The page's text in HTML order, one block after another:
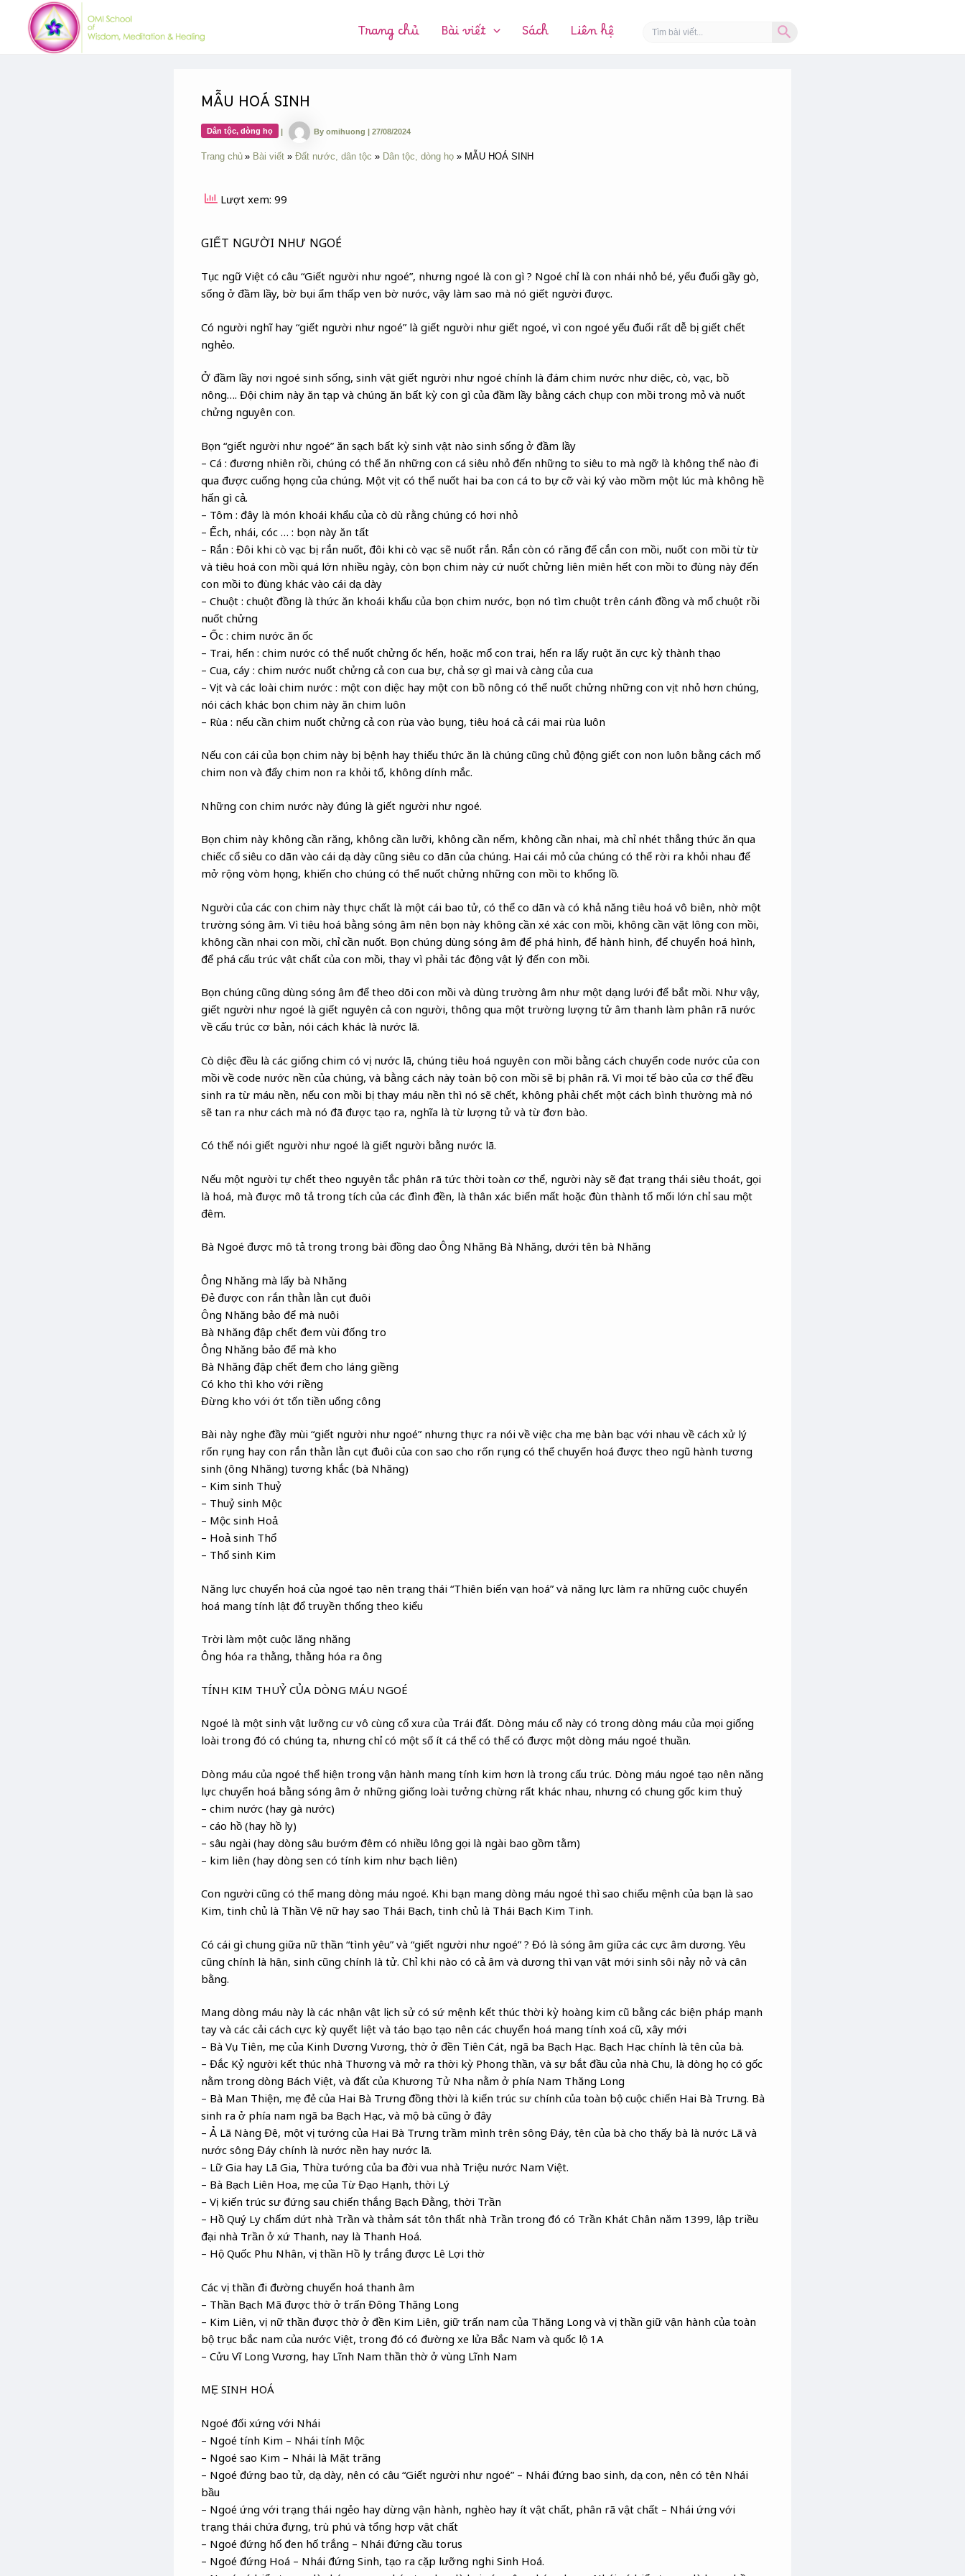
content
Trang chủ Bài viết Sách Liên hệ Search
for:
MẪU HOÁ SINH
Dân tộc, dòng họ | By omihuong | 27/08/2024
Trang chủ Bài viết Đất nước, dân tộc Dân tộc, dòng họ MẪU HOÁ SINH
Lượt xem: 99
GIẾT NGƯỜI NHƯ NGOÉ
Tục ngữ Việt có câu “Giết người như ngoé”, nhưng ngoé là con gì ? Ngoé chỉ là con nhái nhỏ bé, yếu đuối gầy gò,
sống ở đầm lầy, bờ bụi ẩm thấp ven bờ nước, vậy làm sao mà nó giết người được.
Có người nghĩ hay “giết người như ngoé” là giết người như giết ngoé, vì con ngoé yếu đuối rất dễ bị giết chết
nghẻo.
Ở đầm lầy nơi ngoé sinh sống, sinh vật giết người như ngoé chính là đám chim nước như diệc, cò, vạc, bồ
nông…. Đội chim này ăn tạp và chúng ăn bất kỳ con gì của đầm lầy bằng cách chụp con mồi trong mỏ và nuốt
chửng nguyên con.
Bọn “giết người như ngoé” ăn sạch bất kỳ sinh vật nào sinh sống ở đầm lầy
– Cá : đương nhiên rồi, chúng có thể ăn những con cá siêu nhỏ đến những to siêu to mà ngỡ là không thể nào đi
qua được cuống họng của chúng. Một vịt có thể nuốt hai ba con cá to bự cỡ vài ký vào mồm một lúc mà không hề
hấn gì cả.
– Tôm : đây là món khoái khẩu của cò dù rằng chúng có hơi nhỏ
– Ếch, nhái, cóc … : bọn này ăn tất
– Rắn : Đôi khi cò vạc bị rắn nuốt, đôi khi cò vạc sẽ nuốt rắn. Rắn còn có răng để cắn con mồi, nuốt con mồi từ từ
và tiêu hoá con mồi quá lớn nhiều ngày, còn bọn chim này cứ nuốt chửng liên miên hết con mồi to đùng này đến
con mồi to đùng khác vào cái dạ dày
– Chuột : chuột đồng là thức ăn khoái khẩu của bọn chim nước, bọn nó tìm chuột trên cánh đồng và mổ chuột rồi
nuốt chửng
– Ốc : chim nước ăn ốc
– Trai, hến : chim nước có thể nuốt chửng ốc hến, hoặc mổ con trai, hến ra lấy ruột ăn cực kỳ thành thạo
– Cua, cáy : chim nước nuốt chửng cả con cua bự, chả sợ gì mai và càng của cua
– Vịt và các loài chim nước : một con diệc hay một con bồ nông có thể nuốt chửng những con vịt nhỏ hơn chúng,
nói cách khác bọn chim này ăn chim luôn
– Rùa : nếu cần chim nuốt chửng cả con rùa vào bụng, tiêu hoá cả cái mai rùa luôn
Nếu con cái của bọn chim này bị bệnh hay thiếu thức ăn là chúng cũng chủ động giết con non luôn bằng cách mổ
chim non và đẩy chim non ra khỏi tổ, không dính mắc.
Những con chim nước này đúng là giết người như ngoé.
Bọn chim này không cần răng, không cần lưỡi, không cần nếm, không cần nhai, mà chỉ nhét thẳng thức ăn qua
chiếc cổ siêu co dãn vào cái dạ dày cũng siêu co dãn của chúng. Hai cái mỏ của chúng có thể rời ra khỏi nhau để
mở rộng vòm họng, khiến cho chúng có thể nuốt chửng những con mồi to khổng lồ.
Người của các con chim này thực chất là một cái bao tử, có thể co dãn và có khả năng tiêu hoá vô biên, nhờ một
trường sóng âm. Vì tiêu hoá bằng sóng âm nên bọn này không cần xé xác con mồi, không cần vặt lông con mồi,
không cần nhai con mồi, chỉ cần nuốt. Bọn chúng dùng sóng âm để phá hình, để hành hình, để chuyển hoá hình,
để phá cấu trúc vật chất của con mồi, thay vì phải tác động vật lý đến con mồi.
Bọn chúng cũng dùng sóng âm để theo dõi con mồi và dùng trường âm như một dạng lưới để bắt mồi. Như vậy,
giết người như ngoé là giết nguyên cả con người, thông qua một trường lượng tử âm thanh làm phân rã nước
về cấu trúc cơ bản, nói cách khác là nước lã.
Cò diệc đều là các giống chim có vị nước lã, chúng tiêu hoá nguyên con mồi bằng cách chuyển code nước của con
mồi về code nước nền của chúng, và bằng cách này toàn bộ con mồi sẽ bị phân rã. Vì mọi tế bào của cơ thể đều
sinh ra từ máu nền, nếu con mồi bị thay máu nền thì nó sẽ chết, không phải chết một cách bình thường mà nó
sẽ tan ra như cách mà nó đã được tạo ra, nghĩa là từ lượng tử và từ đơn bào.
Có thể nói giết người như ngoé là giết người bằng nước lã.
Nếu một người tự chết theo nguyên tắc phân rã tức thời toàn cơ thể, người này sẽ đạt trạng thái siêu thoát, gọi
là hoá, mà được mô tả trong tích của các đình đền, là thân xác biến mất hoặc đùn thành tổ mối lớn chỉ sau một
đêm.
Bà Ngoé được mô tả trong trong bài đồng dao Ông Nhăng Bà Nhăng, dưới tên bà Nhăng
Ông Nhăng mà lấy bà Nhăng
Đẻ được con rắn thằn lằn cụt đuôi
Ông Nhăng bảo để mà nuôi
Bà Nhăng đập chết đem vùi đống tro
Ông Nhăng bảo để mà kho
Bà Nhăng đập chết đem cho láng giềng
Có kho thì kho với riềng
Đừng kho với ớt tốn tiền uổng công
Bài này nghe đầy mùi “giết người như ngoé” nhưng thực ra nói về việc cha mẹ bàn bạc với nhau về cách xử lý
rốn rụng hay con rắn thằn lằn cụt đuôi của con sao cho rốn rụng có thể chuyển hoá được theo ngũ hành tương
sinh (ông Nhăng) tương khắc (bà Nhăng)
– Kim sinh Thuỷ
– Thuỷ sinh Mộc
– Mộc sinh Hoả
– Hoả sinh Thổ
– Thổ sinh Kim
Năng lực chuyển hoá của ngoé tạo nên trạng thái “Thiên biến vạn hoá” và năng lực làm ra những cuộc chuyển
hoá mang tính lật đổ truyền thống theo kiểu
Trời làm một cuộc lăng nhăng
Ông hóa ra thằng, thằng hóa ra ông
TÍNH KIM THUỶ CỦA DÒNG MÁU NGOÉ
Ngoé là một sinh vật lưỡng cư vô cùng cổ xưa của Trái đất. Dòng máu cổ này có trong dòng máu của mọi giống
loài trong đó có chúng ta, nhưng chỉ có một số ít cá thể có thể có được một dòng máu ngoé thuần.
Dòng máu của ngoé thể hiện trong vận hành mang tính kim hơn là trong cấu trúc. Dòng máu ngoé tạo nên năng
lực chuyển hoá bằng sóng âm ở những giống loài tưởng chừng rất khác nhau, nhưng có chung gốc kim thuỷ
– chim nước (hay gà nước)
– cáo hồ (hay hồ ly)
– sâu ngài (hay dòng sâu bướm đêm có nhiều lông gọi là ngài bao gồm tằm)
– kim liên (hay dòng sen có tính kim như bạch liên)
Con người cũng có thể mang dòng máu ngoé. Khi bạn mang dòng máu ngoé thì sao chiếu mệnh của bạn là sao
Kim, tinh chủ là Thần Vệ nữ hay sao Thái Bạch, tinh chủ là Thái Bạch Kim Tinh.
Có cái gì chung giữa nữ thần “tình yêu” và “giết người như ngoé” ? Đó là sóng âm giữa các cực âm dương. Yêu
cũng chính là hận, sinh cũng chính là tử. Chỉ khi nào có cả âm và dương thì vạn vật mới sinh sôi nảy nở và cân
bằng.
Mang dòng máu này là các nhận vật lịch sử có sứ mệnh kết thúc thời kỳ hoàng kim cũ bằng các biện pháp mạnh
tay và các cải cách cực kỳ quyết liệt và táo bạo tạo nên các chuyển hoá mang tính xoá cũ, xây mới
– Bà Vụ Tiên, mẹ của Kinh Dương Vương, thờ ở đền Tiên Cát, ngã ba Bạch Hạc. Bạch Hạc chính là tên của bà.
– Đắc Kỷ người kết thúc nhà Thương và mở ra thời kỳ Phong thần, và sự bắt đầu của nhà Chu, là dòng họ có gốc
nằm trong dòng Bách Việt, và đất của Khương Tử Nha nằm ở phía Nam Thăng Long
– Bà Man Thiện, mẹ đẻ của Hai Bà Trưng đồng thời là kiến trúc sư chính của toàn bộ cuộc chiến Hai Bà Trưng. Bà
sinh ra ở phía nam ngã ba Bạch Hạc, và mộ bà cũng ở đây
– Ả Lã Nàng Đê, một vị tướng của Hai Bà Trưng trầm mình trên sông Đáy, tên của bà cho thấy bà là nước Lã và
nước sông Đáy chính là nước nền hay nước lã.
– Lữ Gia hay Lã Gia, Thừa tướng của ba đời vua nhà Triệu nước Nam Việt.
– Bà Bạch Liên Hoa, mẹ của Từ Đạo Hạnh, thời Lý
– Vị kiến trúc sư đứng sau chiến thắng Bạch Đằng, thời Trần
– Hồ Quý Ly chấm dứt nhà Trần và thảm sát tôn thất nhà Trần trong đó có Trần Khát Chân năm 1399, lập triều
đại nhà Trần ở xứ Thanh, nay là Thanh Hoá.
– Hộ Quốc Phu Nhân, vị thần Hồ ly trắng được Lê Lợi thờ
Các vị thần đi đường chuyển hoá thanh âm
– Thần Bạch Mã được thờ ở trấn Đông Thăng Long
– Kim Liên, vị nữ thần được thờ ở đền Kim Liên, giữ trấn nam của Thăng Long và vị thần giữ vận hành của toàn
bộ trục bắc nam của nước Việt, trong đó có đường xe lửa Bắc Nam và quốc lộ 1A
– Cửu Vĩ Long Vương, hay Lĩnh Nam thần thờ ở vùng Lĩnh Nam
MẸ SINH HOÁ
Ngoé đối xứng với Nhái
– Ngoé tính Kim – Nhái tính Mộc
– Ngoé sao Kim – Nhái là Mặt trăng
– Ngoé đứng bao tử, dạ dày, nên có câu “Giết người như ngoé” – Nhái đứng bao sinh, dạ con, nên có tên Nhái
bầu
– Ngoé ứng với trạng thái ngẻo hay dừng vận hành, nghèo hay ít vật chất, phân rã vật chất – Nhái ứng với
trạng thái chứa đựng, trù phú và tổng hợp vật chất
– Ngoé đứng hố đen hố trắng – Nhái đứng cầu torus
– Ngoé đứng Hoá – Nhái đứng Sinh, tạo ra cặp lưỡng nghi Sinh Hoá.